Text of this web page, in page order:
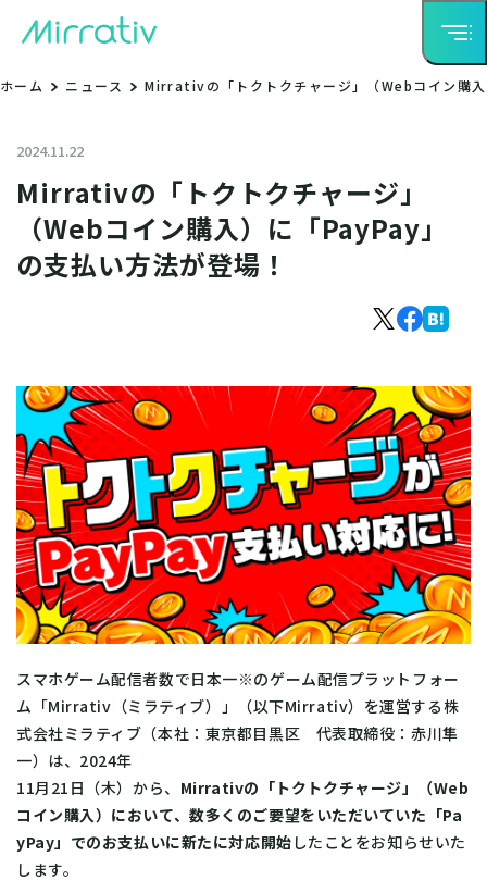
ホーム ニュース Mirrativの「トクトクチャージ」（Webコイン購
2024.11.22
Mirrativの「トクトクチャージ」
（Webコイン購入）に「PayPay」
の支払い方法が登場！
スマホゲーム配信者数で日本一※のゲーム配信プラットフォー
ム「Mirrativ（ミラティブ）」（以下Mirrativ）を運営する株
式会社ミラティブ（本社：東京都目黒区 代表取締役：赤川隼
一）は、2024年
11月21日（木）から、 Mirrativの「トクトクチャージ」（Web
コイン購入）において、数多くのご要望をいただいていた「Pa
yPay」でのお支払いに新たに対応開始 したことをお知らせいた
します。